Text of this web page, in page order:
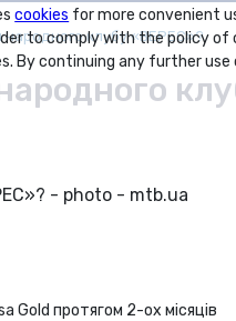
народного клубу «ВЕРЕС»?
Gold протягом 2-ох місяців
cookies for more convenient
to comply with the policy
By continuing any further